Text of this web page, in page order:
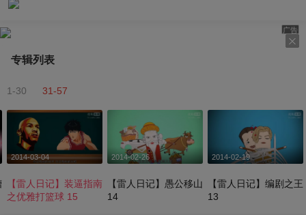
广告
专辑列表
1-30 31-57
2014-03-04
【雷人日记】装逼指南
之优雅打篮球 15
2014-02-26
【雷人日记】愚公移山
14
2014-02-19
【雷人日记】编剧之王
13